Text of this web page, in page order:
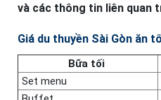
và các thông tin liên quan
Giá du thuyền Sài Gòn ăn
Bữa tối
Set menu